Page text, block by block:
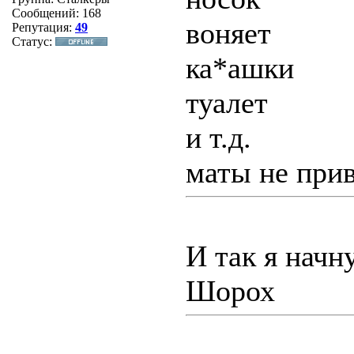
Сообщений: 168
Репутация: 49
Статус:
воняет
ка*ашки
туалет
и т.д.
маты не
И так я
Шорох